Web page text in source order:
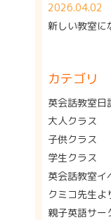
2026.04.02
新しい教室に
カテゴリ
英会話教室日
大人クラス
子供クラス
学生クラス
英会話教室イ
クミコ先生よ
親子英語サー